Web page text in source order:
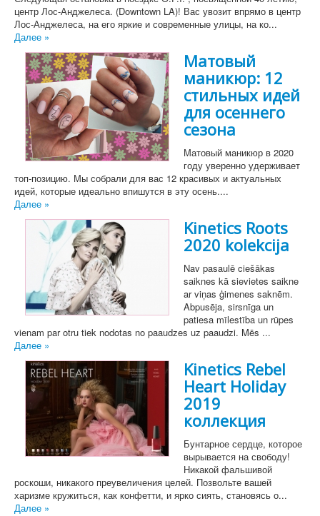
центр Лос-Анджелеса. (Downtown LA)! Вас увозит впрямо в центр
Лос-Анджелеса, на его яркие и современные улицы, на ко...
Далее »
Матовый
маникюр: 12
стильных идей
для осеннего
сезона
Матовый маникюр в 2020
году уверенно удерживает
топ-позицию. Мы собрали для вас 12 красивых и актуальных
идей, которые идеально впишутся в эту осень....
Далее »
Kinetics Roots
2020 kolekcija
Nav pasaulē ciešākas
saiknes kā sievietes saikne
ar viņas ģimenes saknēm.
Abpusēja, sirsnīga un
patiesa mīlestība un rūpes
vienam par otru tiek nodotas no paaudzes uz paaudzi. Mēs ...
Далее »
Kinetics Rebel
Heart Holiday
2019
коллекция
Бунтарное сердце, которое
вырывается на свободу!
Никакой фальшивой
роскоши, никакого преувеличения целей. Позвольте вашей
харизме кружиться, как конфетти, и ярко сиять, становясь о...
Далее »